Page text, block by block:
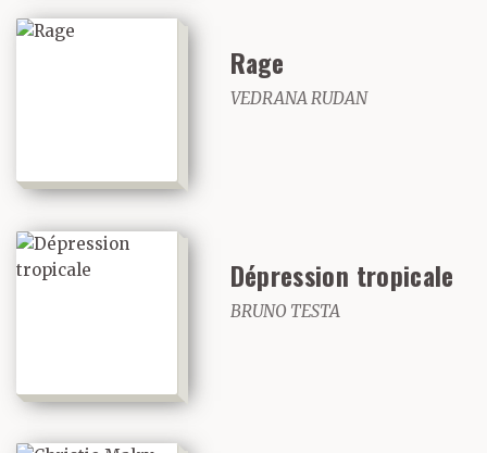
Rage
VEDRANA RUDAN
Dépression tropicale
BRUNO TESTA